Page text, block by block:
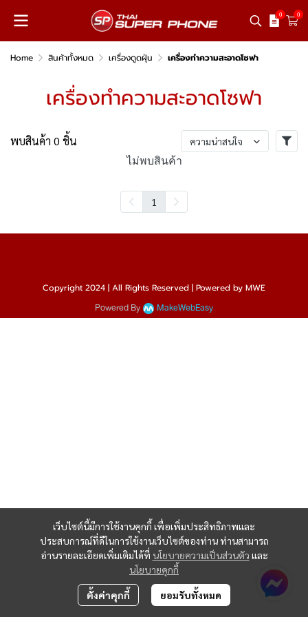
0 0
Home สินค้าทั้งหมด เครื่องดูดฝุ่น เครื่องทําความสะอาดโซฟา
เครื่องทําความสะอาดโซฟา
พบสินค้า 0 ชิ้น ความน่าสนใจ
ไม่พบสินค้า
1
เว็บไซต์นี้มีการใช้งานคุกกี้ เพื่อเพิ่มประสิทธิภาพและ
ประสบการณ์ที่ดีในการใช้งานเว็บไซต์ของท่าน ท่านสามารถ
อ่านรายละเอียดเพิ่มเติมได้ที่ นโยบายความเป็นส่วนตัว และ
นโยบายคุกกี้
ตั้งค่าคุกกี้ ยอมรับทั้งหมด
Copyright 2024 | All Rights Reserved | Powered by MWE
Powered By MakeWebEasy